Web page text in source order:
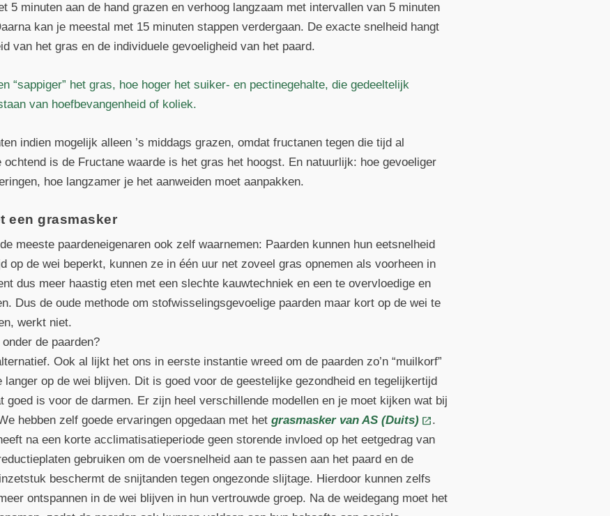
5 minuten aan de hand grazen en verhoog langzaam met intervallen van 5 minuten
kan je meestal met 15 minuten stappen verdergaan. De exacte snelheid hangt
van het gras en de individuele gevoeligheid van het paard.
“sappiger” het gras, hoe hoger het suiker- en pectinegehalte, die gedeeltelijk
van hoefbevangenheid of koliek.
indien mogelijk alleen ’s middags grazen, omdat fructanen tegen die tijd al
is de Fructane waarde is het gras het hoogst. En natuurlijk: hoe gevoeliger
hoe langzamer je het aanweiden moet aanpakken.
een grasmasker
meeste paardeneigenaren ook zelf waarnemen: Paarden kunnen hun eetsnelheid
op de wei beperkt, kunnen ze in één uur net zoveel gras opnemen als voorheen in
dus meer haastig eten met een slechte kauwtechniek en een te overvloedige en
Dus de oude methode om stofwisselingsgevoelige paarden maar kort op de wei te
werkt niet.
de paarden?
Ook al lijkt het ons in eerste instantie wreed om de paarden zo’n “muilkorf”
op de wei blijven. Dit is goed voor de geestelijke gezondheid en tegelijkertijd
goed is voor de darmen. Er zijn heel verschillende modellen en je moet kijken wat bij
hebben zelf goede ervaringen opgedaan met hetgrasmasker van AS (Duits)
.
na een korte acclimatisatieperiode geen storende invloed op het eetgedrag van
gebruiken om de voersnelheid aan te passen aan het paard en de
beschermt de snijtanden tegen ongezonde slijtage. Hierdoor kunnen zelfs
ontspannen in de wei blijven in hun vertrouwde groep. Na de weidegang moet het